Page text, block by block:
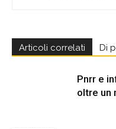
Articoli correlati Di
Pnrr e
oltre un